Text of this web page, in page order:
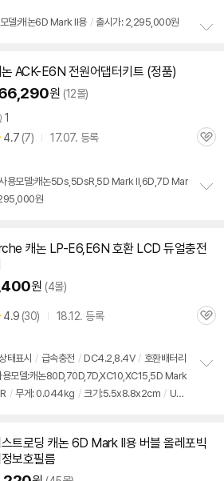
리
델:캐논6D Mark II용 / 출시가: 2,295,000원
ACK-E6N 전원어댑터키트 (정품)
원 (12몰)
1
4.7 (상
뷰
7) 17.07. 등록
관
용모델:캐논5Ds,5DsR,5D MarkII, 6D ,7D Mar
원
캐논 LP-E6,E6N 호환 LCD 듀얼충전
원 (4몰)
4.9 (상
리
뷰
30) 18.12. 등록
관
태표시 / 급속충전 / DC4.2,8.4V / 호환배터리
용모델:캐논80D,70D,7D,XC10,XC15,5D Mark
/ 무게: 0.044kg / 크기:5.5x8.8x2cm / USB
트로딩 캐논 6D MarkII용 버블 올레포빅
보호필름